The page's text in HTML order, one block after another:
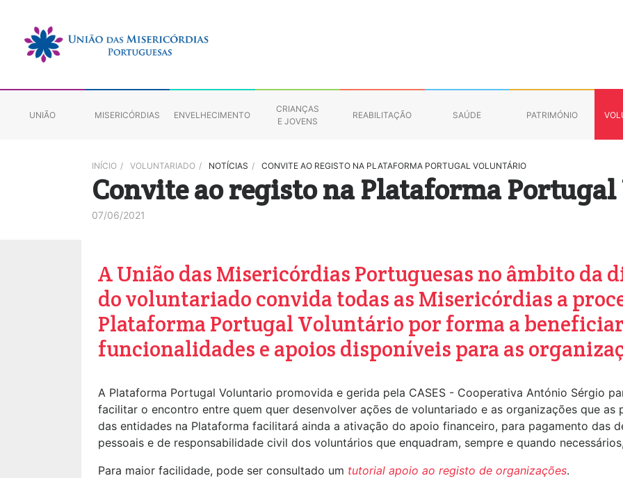
UNIÃO MISERICÓRDIAS ENVELHECIMENTO
CRIANÇAS
E JOVENS
REABILITAÇÃO SAÚDE PATRIMÓNIO
INÍCIO / VOLUNTARIADO / NOTÍCIAS / CONVITE AO REGISTO NA PLATAFORMA PORTUGAL VOLUNTÁRIO
Convite ao registo na Plataforma
07/06/2021
A União das Misericórdias Portuguesas no âmbito da
do voluntariado convida todas as Misericórdias a
Plataforma Portugal Voluntário por forma a
funcionalidades e apoios disponíveis para as
A Plataforma Portugal Voluntario promovida e gerida pela CASES - Cooperativa António Sérgio
facilitar o encontro entre quem quer desenvolver ações de voluntariado e as organizações que as
das entidades na Plataforma facilitará ainda a ativação do apoio financeiro, para pagamento das
pessoais e de responsabilidade civil dos voluntários que enquadram, sempre e quando
Para maior facilidade, pode ser consultado um tutorial apoio ao registo de organizações.